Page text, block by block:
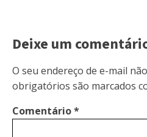
Deixe um
O seu endereço de e-mail
obrigatórios são marcados
Comentário*